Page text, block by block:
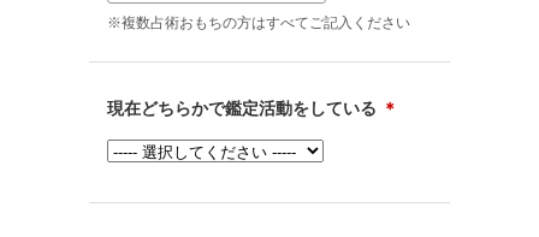
※複数占術おもちの方はすべてご記入ください
現在どちらかで鑑定活動をしている ＊